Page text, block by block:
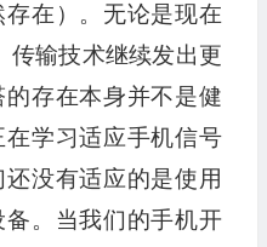
在）。无论是现在
传输技术继续发出更
存在本身并不是健
学习适应手机信号
没有适应的是使用
。当我们的手机开